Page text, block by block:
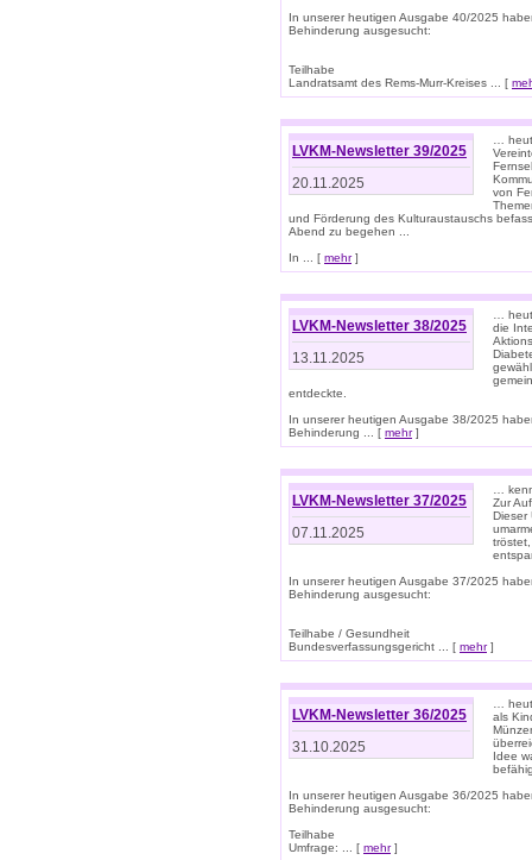
In unserer heutigen Ausgabe 40/2025
Behinderung ausgesucht:
Teilhabe
Landratsamt des Rems-Murr-Kreises ... [
LVKM-Newsletter 39/2025
20.11.2025
…
von
und Förderung des Kulturaustauschs
Abend zu begehen ...
In ... [ mehr]
LVKM-Newsletter 38/2025
13.11.2025
…
die
entdeckte.
In unserer heutigen Ausgabe 38/2025
Behinderung ... [ mehr]
LVKM-Newsletter 37/2025
07.11.2025
…
Zur
Dieser
In unserer heutigen Ausgabe 37/2025
Behinderung ausgesucht:
Teilhabe / Gesundheit
Bundesverfassungsgericht ... [ mehr]
LVKM-Newsletter 36/2025
31.10.2025
…
als
Idee
In unserer heutigen Ausgabe 36/2025
Behinderung ausgesucht:
Teilhabe
Umfrage: ... [ mehr]